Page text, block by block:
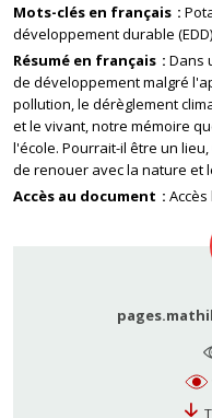
Mots-clés en français
développement durable (EDD)
Résumé en français
Dans
de développement malgré
pollution, le dérèglement
et le vivant, notre mémoire
l'école. Pourrait-il être un
de renouer avec la nature et
Accès au document
Accès